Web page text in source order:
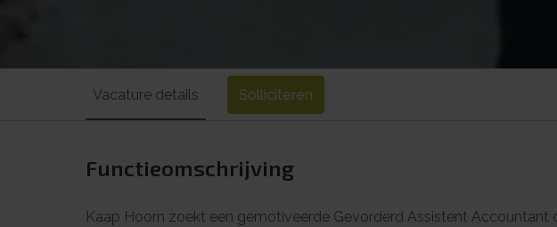
Vacature details Solliciteren
Functieomschrijving
Kaap Hoorn zoekt een gemotiveerde Gevorderd Assistent Accountant